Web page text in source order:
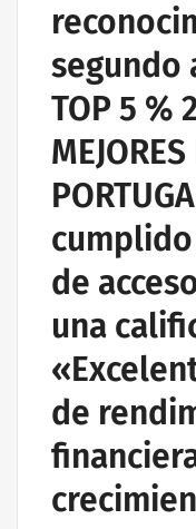
segundo
TOP 5 %
de
una
de